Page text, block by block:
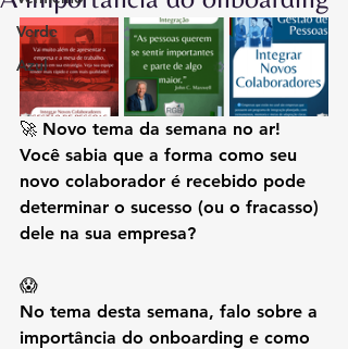
Verde
Azul
🚀 Novo tema da semana no ar!
Você sabia que a forma como seu
novo colaborador é recebido pode
determinar o sucesso (ou o fracasso)
dele na sua empresa?
😱
No tema desta semana, falo sobre a
importância do onboarding e como